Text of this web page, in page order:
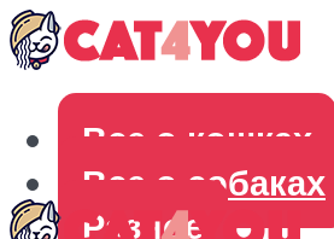
Все о кошках
Все о собаках
Разное